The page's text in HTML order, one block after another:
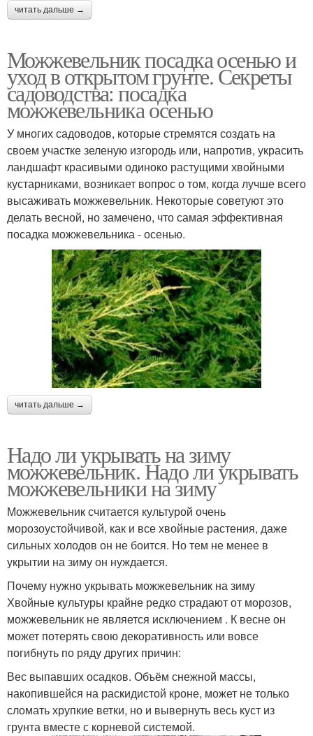
читать дальше →
Можжевельник посадка осенью и
уход в открытом грунте. Секреты
садоводства: посадка
можжевельника осенью
У многих садоводов, которые стремятся создать на
своем участке зеленую изгородь или, напротив, украсить
ландшафт красивыми одиноко растущими хвойными
кустарниками, возникает вопрос о том, когда лучше всего
высаживать можжевельник. Некоторые советуют это
делать весной, но замечено, что самая эффективная
посадка можжевельника - осенью.
читать дальше →
Надо ли укрывать на зиму
можжевельник. Надо ли укрывать
можжевельники на зиму
Можжевельник считается культурой очень
морозоустойчивой, как и все хвойные растения, даже
сильных холодов он не боится. Но тем не менее в
укрытии на зиму он нуждается.
Почему нужно укрывать можжевельник на зиму
Хвойные культуры крайне редко страдают от морозов,
можжевельник не является исключением . К весне он
может потерять свою декоративность или вовсе
погибнуть по ряду других причин:
Вес выпавших осадков. Объём снежной массы,
накопившейся на раскидистой кроне, может не только
сломать хрупкие ветки, но и вывернуть весь куст из
грунта вместе с корневой системой.